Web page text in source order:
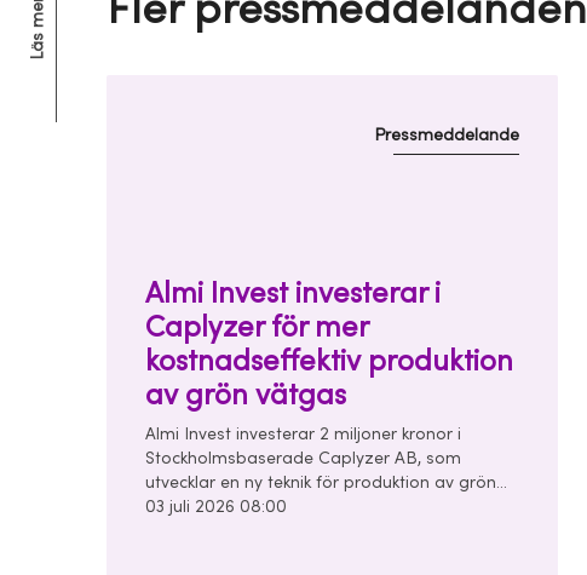
Läs mer
Almi Invest investerar i
Caplyzer för mer
kostnadseffektiv produktion
av grön vätgas
Pressmeddelande
Almi Invest investerar 2 miljoner kronor i
Stockholmsbaserade Caplyzer AB, som
utvecklar en ny teknik för produktion av grön
vätgas. Investeringen görs tillsammans med
03 juli 2026 08:00